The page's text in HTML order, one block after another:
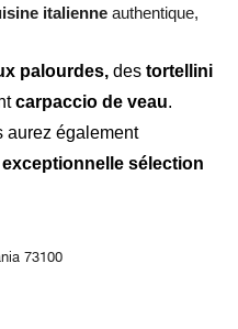
italienne authentique,
palourdes, des tortellini
carpaccio de veau.
aurez également
exceptionnelle sélection
73100